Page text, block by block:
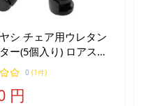
シ チェア用ウレタン
ー(5個入り) ロアス
返品種別A
0 (1件)
円